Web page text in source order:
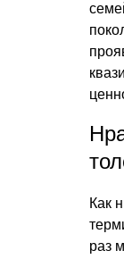
Как
раз